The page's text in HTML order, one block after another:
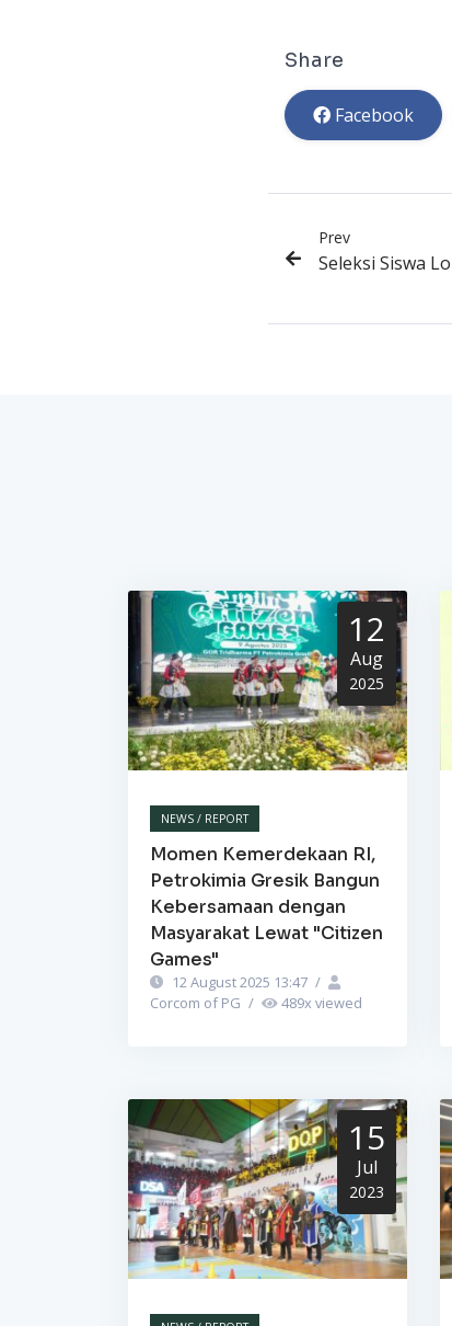
Share
Facebook
Prev
Seleksi Siswa
12
Aug
2025
NEWS / REPORT
Momen Kemerdekaan RI,
Petrokimia Gresik Bangun
Kebersamaan dengan
Masyarakat Lewat "Citizen
Games"
12 August 2025 13:47 /
Corcom of PG / 489x viewed
15
Jul
2023